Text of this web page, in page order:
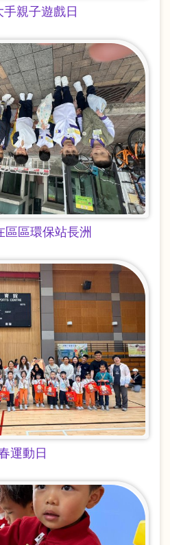
手親子遊戲日
區區環保站長洲
運動日